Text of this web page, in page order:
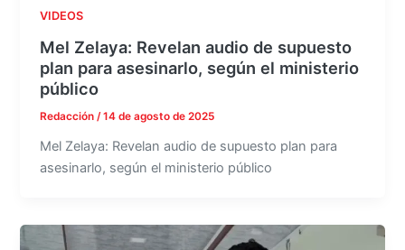
VIDEOS
Mel Zelaya: Revelan audio de supuesto
plan para asesinarlo, según el ministerio
público
Redacción /14 de agosto de 2025
Mel Zelaya: Revelan audio de supuesto plan para
asesinarlo, según el ministerio público